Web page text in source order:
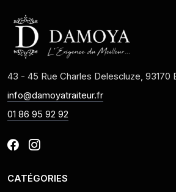
43 - 45 Rue Charles Delescluze, 93170
info@damoyatraiteur.fr
01 86 95 92 92
CATÉGORIES